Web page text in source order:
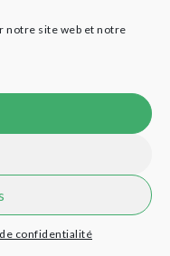
notre site web et notre
confidentialité